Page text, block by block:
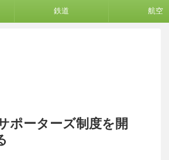
鉄道 航空
ポーターズ制度を開